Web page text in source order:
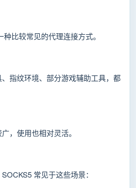
比较常见的代理连接方式。
指纹环境、部分游戏辅助工具，都
，使用也相对灵活。
常见于这些场景：